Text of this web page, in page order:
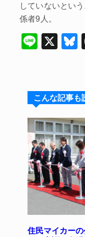
していないとい
係者9人。
Li
X
こんな記事も
住民マイカー